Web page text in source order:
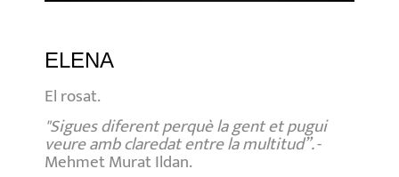
ELENA
El rosat.
"Sigues diferent perquè la gent et pugui
veure amb claredat entre la multitud”.-
Mehmet Murat Ildan.